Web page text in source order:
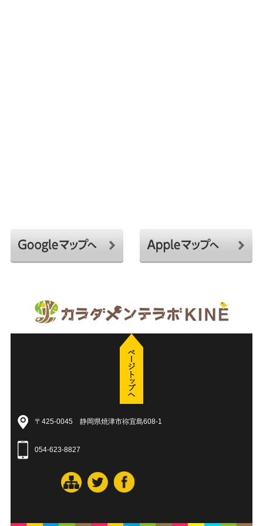
〒425-0045 静岡県焼津市祢宜島608-1
054-623-8827